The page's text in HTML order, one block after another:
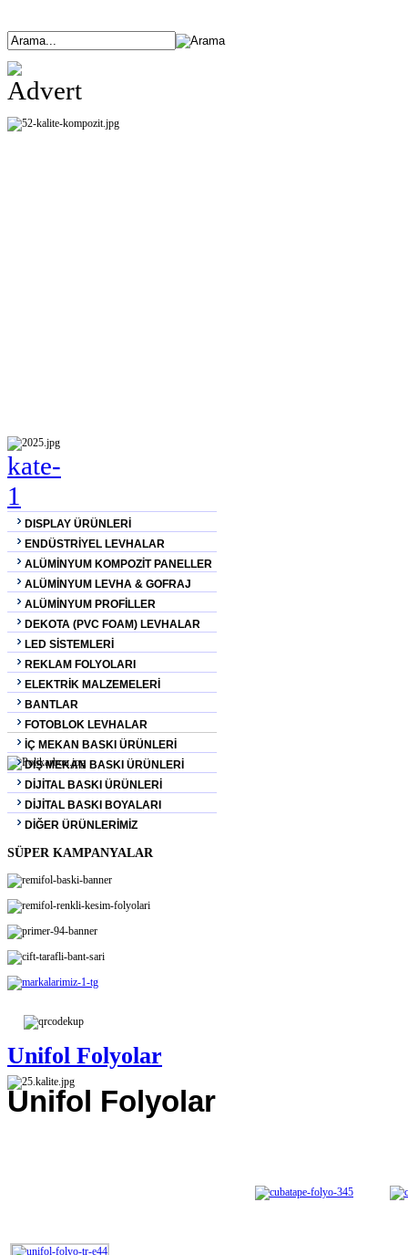
DISPLAY ÜRÜNLERİ
ENDÜSTRİYEL LEVHALAR
ALÜMİNYUM KOMPOZİT PANELLER
ALÜMİNYUM LEVHA & GOFRAJ
ALÜMİNYUM PROFİLLER
DEKOTA (PVC FOAM) LEVHALAR
LED SİSTEMLERİ
REKLAM FOLYOLARI
ELEKTRİK MALZEMELERİ
BANTLAR
FOTOBLOK LEVHALAR
İÇ MEKAN BASKI ÜRÜNLERİ
DIŞ MEKAN BASKI ÜRÜNLERİ
DİJİTAL BASKI ÜRÜNLERİ
DİJİTAL BASKI BOYALARI
DİĞER ÜRÜNLERİMİZ
SÜPER KAMPANYALAR
Unifol Folyolar
Unifol Folyolar